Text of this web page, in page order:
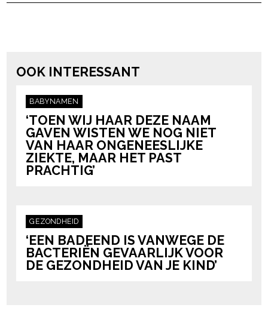
OOK INTERESSANT
BABYNAMEN
‘TOEN WIJ HAAR DEZE NAAM
GAVEN WISTEN WE NOG NIET
VAN HAAR ONGENEESLIJKE
ZIEKTE, MAAR HET PAST
PRACHTIG’
GEZONDHEID
‘EEN BADEEND IS VANWEGE DE
BACTERIËN GEVAARLIJK VOOR
DE GEZONDHEID VAN JE KIND’